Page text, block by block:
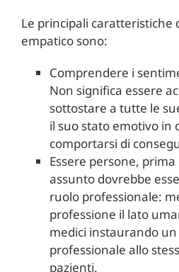
Le principali caratteristiche
empatico sono:
Comprendere i
Non significa essere
sottostare a tutte le
il suo stato emotivo in
comportarsi di
Essere persone,
assunto dovrebbe
ruolo professionale:
professione il lato
medici instaurando
professionale allo
pazienti.